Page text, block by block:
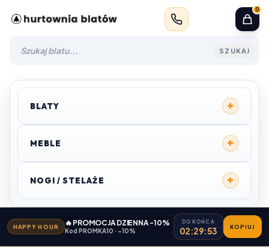
SZUKAJ
0
BLATY +
MEBLE +
NOGI / STELAŻE +
HAPPY HOUR 🔥 PROMOCJA DZIENNA -10%
Kod PROMKA10 · −10%
DO KOŃCA
02:29:53 KOPIUJ